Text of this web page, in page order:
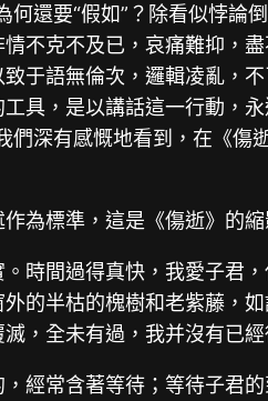
還要“假如”？除看似悖
不克不及已，哀痛難抑，
于語無倫次，邏輯凌亂，
具，是以講話這一行動，
深有感慨地看到，在《
為標準，這是《傷逝》的
時間過得真快，我愛子君
的半枯的槐樹和老紫藤，
，全未有過，我并沒有已
經常含著等待；等待子君